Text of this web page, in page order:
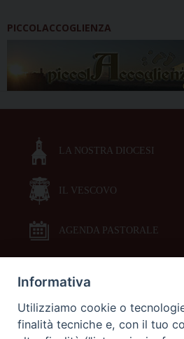
PICCOLACCOGLIENZA
LA NOSTRA DIOCESI
IL VESCOVO
AGENDA PASTORALE
DOCUMENTI PASTORALI
ORARI MESSE
Informativa
Utilizziamo cookie o
finalità tecniche e, con il tuo